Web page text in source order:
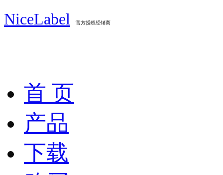
NiceLabel 官方授权经销商
首 页
产品
下载